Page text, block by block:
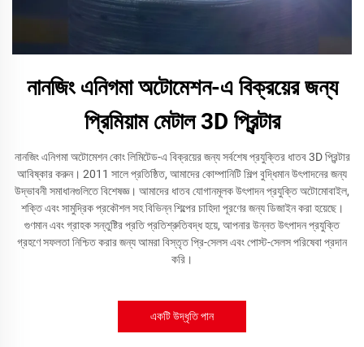
নানজিং এনিগমা অটোমেশন-এ বিক্রয়ের জন্য
প্রিমিয়াম মেটাল 3D প্রিন্টার
নানজিং এনিগমা অটোমেশন কোং লিমিটেড-এ বিক্রয়ের জন্য সর্বশেষ প্রযুক্তির ধাতব 3D প্রিন্টার
আবিষ্কার করুন। 2011 সালে প্রতিষ্ঠিত, আমাদের কোম্পানিটি শিল্প বুদ্ধিমান উৎপাদনের জন্য
উদ্ভাবনী সমাধানগুলিতে বিশেষজ্ঞ। আমাদের ধাতব যোগানমূলক উৎপাদন প্রযুক্তি অটোমোবাইল,
শক্তি এবং সামুদ্রিক প্রকৌশল সহ বিভিন্ন শিল্পের চাহিদা পূরণের জন্য ডিজাইন করা হয়েছে।
গুণমান এবং গ্রাহক সন্তুষ্টির প্রতি প্রতিশ্রুতিবদ্ধ হয়ে, আপনার উন্নত উৎপাদন প্রযুক্তি
গ্রহণে সফলতা নিশ্চিত করার জন্য আমরা বিস্তৃত প্রি-সেলস এবং পোস্ট-সেলস পরিষেবা প্রদান
করি।
একটি উদ্ধৃতি পান